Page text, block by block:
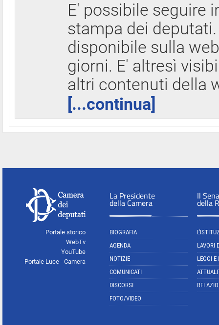
E' possibile seguire
stampa dei
disponibile sulla
giorni. E' altresì
altri contenuti della
[...continua]
Portale storico
WebTv
YouTube
Portale Luce - Camera
La Presidente
della Camera
BIOGRAFIA
AGENDA
NOTIZIE
COMUNICATI
DISCORSI
FOTO/VIDEO
Il
della
LAVORI
LEGGI E